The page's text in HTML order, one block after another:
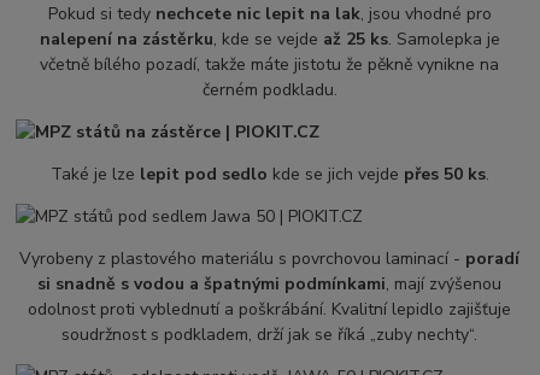
Pokud si tedy nechcete nic lepit na lak, jsou vhodné pro
nalepení na zástěrku, kde se vejde až 25 ks. Samolepka je
včetně bílého pozadí, takže máte jistotu že pěkně vynikne na
černém podkladu.
Také je lze lepit pod sedlo kde se jich vejde přes 50 ks.
Vyrobeny z plastového materiálu s povrchovou laminací - poradí
si snadně s vodou a špatnými podmínkami, mají zvýšenou
odolnost proti vyblednutí a poškrábání. Kvalitní lepidlo zajišťuje
soudržnost s podkladem, drží jak se říká „zuby nechty“.